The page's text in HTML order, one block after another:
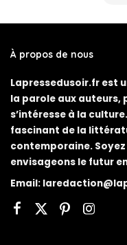
À propos de nous
Lapressedusoir.fr est
la parole aux auteurs,
s’intéresse à la
fascinant de la
contemporaine.
envisageons le futur
Email: